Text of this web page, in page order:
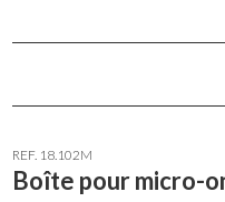
REF. 18.102M
Boîte pour micro-